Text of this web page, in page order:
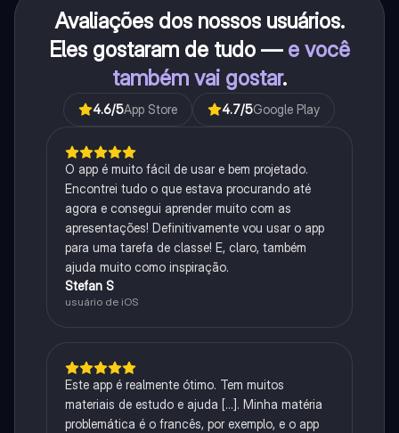
Avaliações dos nossos usuários.
Eles gostaram de tudo — e você
também vai gostar.
4.6/5App Store 4.7/5Google Play
O app é muito fácil de usar e bem projetado.
Encontrei tudo o que estava procurando até
agora e consegui aprender muito com as
apresentações! Definitivamente vou usar o app
para uma tarefa de classe! E, claro, também
ajuda muito como inspiração.
Stefan S
usuário de iOS
Este app é realmente ótimo. Tem muitos
materiais de estudo e ajuda [...]. Minha matéria
problemática é o francês, por exemplo, e o app